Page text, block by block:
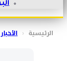
الرئيسية ‹ الأخبار